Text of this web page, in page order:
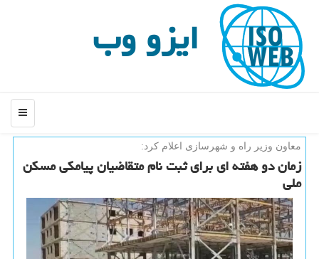
ایزو وب
منو
معاون وزیر راه و شهرسازی اعلام كرد:
زمان دو هفته ای برای ثبت نام متقاضیان پیامكی مسكن
ملی